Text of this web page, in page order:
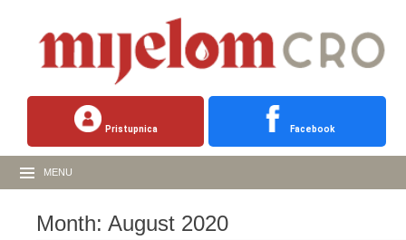
Pristupnica Facebook
MENU
Month: August 2020